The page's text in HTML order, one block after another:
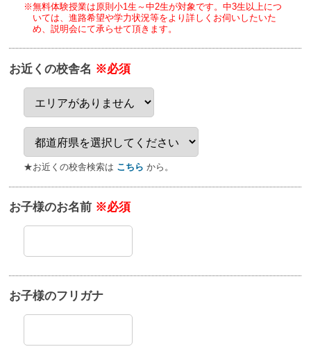
※無料体験授業は原則小1生～中2生が対象です。中3生以上につ
いては、進路希望や学力状況等をより詳しくお伺いしたいた
め、説明会にて承らせて頂きます。
お近くの校舎名 ※必須
★お近くの校舎検索は こちら から。
お子様のお名前 ※必須
お子様のフリガナ